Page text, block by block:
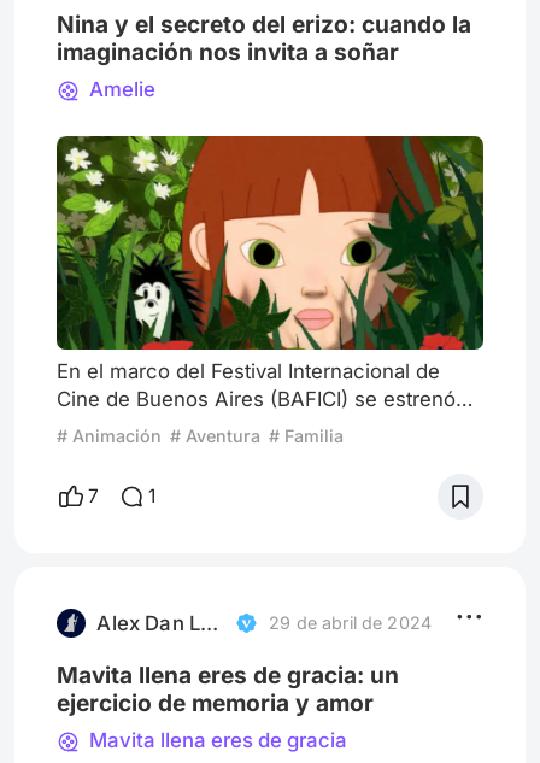
Nina y el secreto del erizo: cuando la
imaginación nos invita a soñar
Amelie
En el marco del Festival Internacional de
Cine de Buenos Aires (BAFICI) se estrenó
“Nina y el secreto del Erizo”, una película de
y Jean-Loup Felicioli. Nina es una nena de
diez años que, todos los días, se va a dormir
no son los
# Animación # Aventura # Familia
7 1
Alex Dan Leibovich | Erramundos 29 de abril de 2024
Mavita llena eres de gracia: un
ejercicio de memoria y amor
Mavita llena eres de gracia